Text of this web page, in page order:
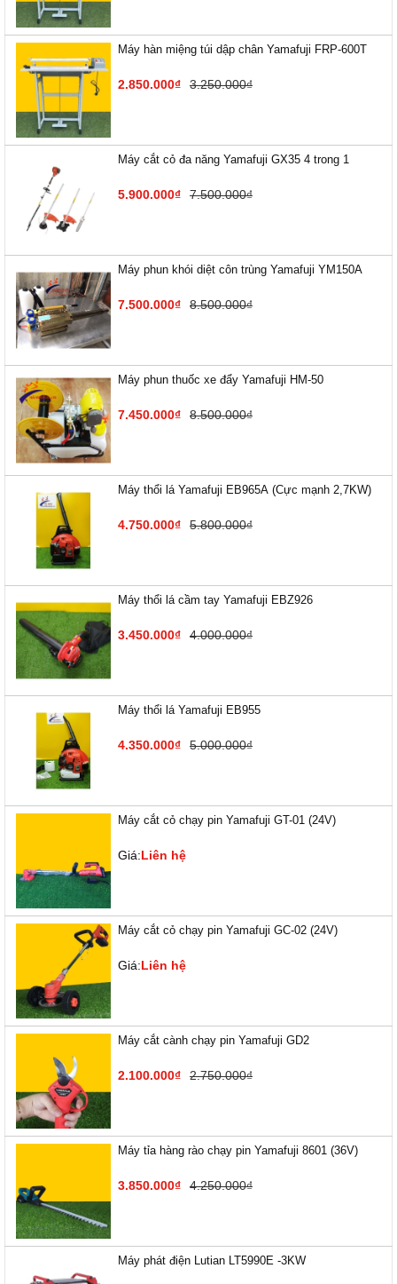
Máy hàn miệng túi dập chân Yamafuji FRP-600T
2.850.000₫ 3.250.000₫
Máy cắt cỏ đa năng Yamafuji GX35 4 trong 1
5.900.000₫ 7.500.000₫
Máy phun khói diệt côn trùng Yamafuji YM150A
7.500.000₫ 8.500.000₫
Máy phun thuốc xe đẩy Yamafuji HM-50
7.450.000₫ 8.500.000₫
Máy thổi lá Yamafuji EB9​65A (Cực mạnh 2,7KW)
4.750.000₫ 5.800.000₫
Máy thổi lá cầm tay Yamafuji EBZ926
3.450.000₫ 4.000.000₫
Máy thổi lá Yamafuji EB955
4.350.000₫ 5.000.000₫
Máy cắt cỏ chạy pin Yamafuji GT-01 (24V)
Giá:Liên hệ
Máy cắt cỏ chạy pin Yamafuji GC-02 (24V)
Giá:Liên hệ
Máy cắt cành chạy pin Yamafuji GD2
2.100.000₫ 2.750.000₫
Máy tỉa hàng rào chạy pin Yamafuji 8601 (36V)
3.850.000₫ 4.250.000₫
Máy phát điện Lutian LT5990E -3KW